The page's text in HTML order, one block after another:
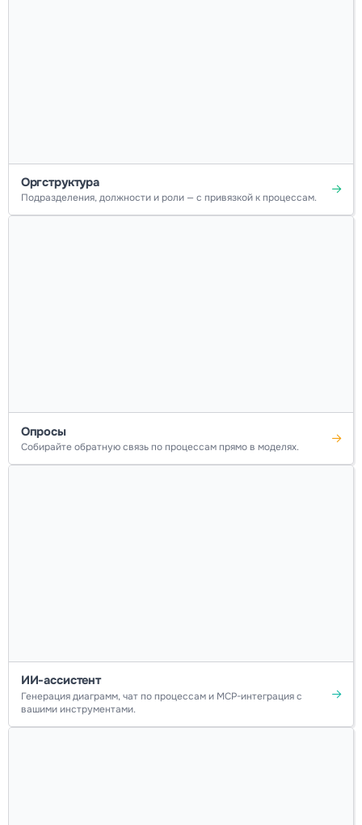
Оргструктура
Подразделения, должности и роли — с привязкой к процессам.
Опросы
Собирайте обратную связь по процессам прямо в моделях.
ИИ-ассистент
Генерация диаграмм, чат по процессам и MCP-интеграция с
вашими инструментами.